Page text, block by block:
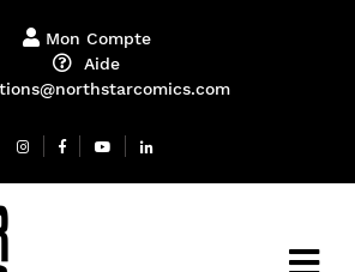
Mon Compte
Aide